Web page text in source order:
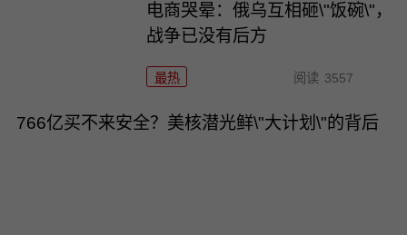
电商哭晕：俄乌互相砸\"饭碗\"，
战争已没有后方
最热 阅读 3557
766亿买不来安全？美核潜光鲜\"大计划\"的背后